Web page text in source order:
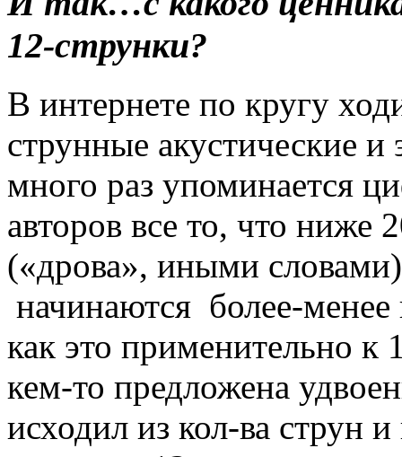
12-струнки?
В интернете по кругу
струнные акустические и
много раз упоминается
авторов все то, что ниже
(«дрова», иными
начинаются более-
как это применительно к
кем-то предложена
исходил из кол-ва струн